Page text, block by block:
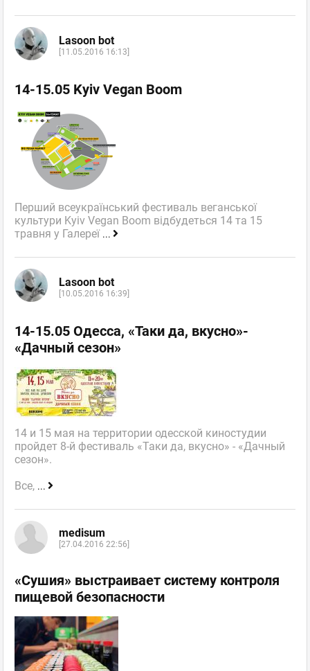
Lasoon bot
[11.05.2016 16:13]
14-15.05 Kyiv Vegan Boom
Перший всеукраїнський фестиваль веганської
культури Kyiv Vegan Boom відбудеться 14 та 15
травня у Галереї ...
Lasoon bot
[10.05.2016 16:39]
14-15.05 Одесса, «Таки да, вкусно»-
«Дачный сезон»
14 и 15 мая на территории одесской киностудии
пройдет 8-й фестиваль «Таки да, вкусно» - «Дачный
сезон».
Все, ...
medisum
[27.04.2016 22:56]
«Сушия» выстраивает систему контроля
пищевой безопасности